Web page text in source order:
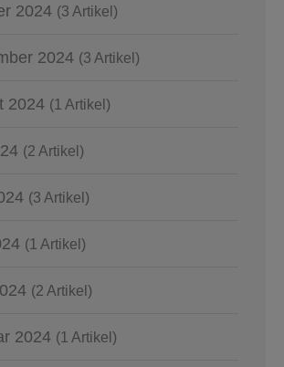
2024 (3 Artikel)
2024 (3 Artikel)
2024 (1 Artikel)
(2 Artikel)
(3 Artikel)
(1 Artikel)
(2 Artikel)
2024 (1 Artikel)